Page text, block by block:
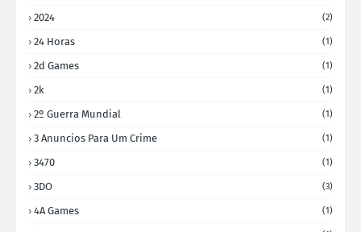
2024 (2)
24 Horas (1)
2d Games (1)
2k (1)
2º Guerra Mundial (1)
3 Anuncios Para Um Crime (1)
3470 (1)
3DO (3)
4A Games (1)